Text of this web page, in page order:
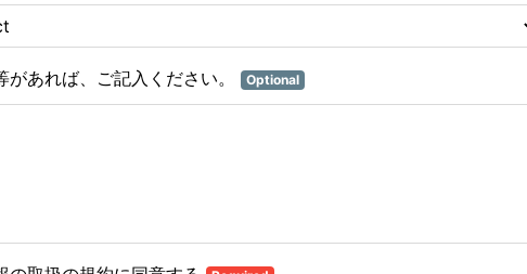
があれば、ご記入ください。 Optional